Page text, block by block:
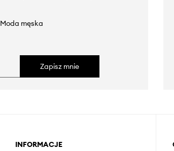
Moda męska
Zapisz mnie
INFORMACJE